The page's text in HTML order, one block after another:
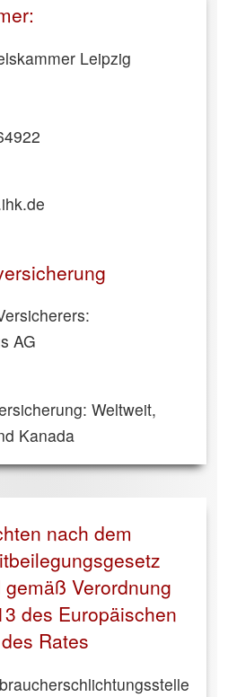
Leipzig
AG
Weltweit,
Kanada
nach dem
Verordnung
des Europäischen
Rates